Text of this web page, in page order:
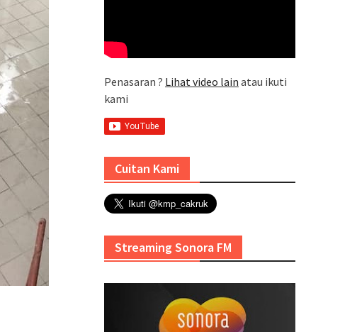
Penasaran ? Lihat video lain atau ikuti
kami
Cuitan Kami
Streaming Sonora FM